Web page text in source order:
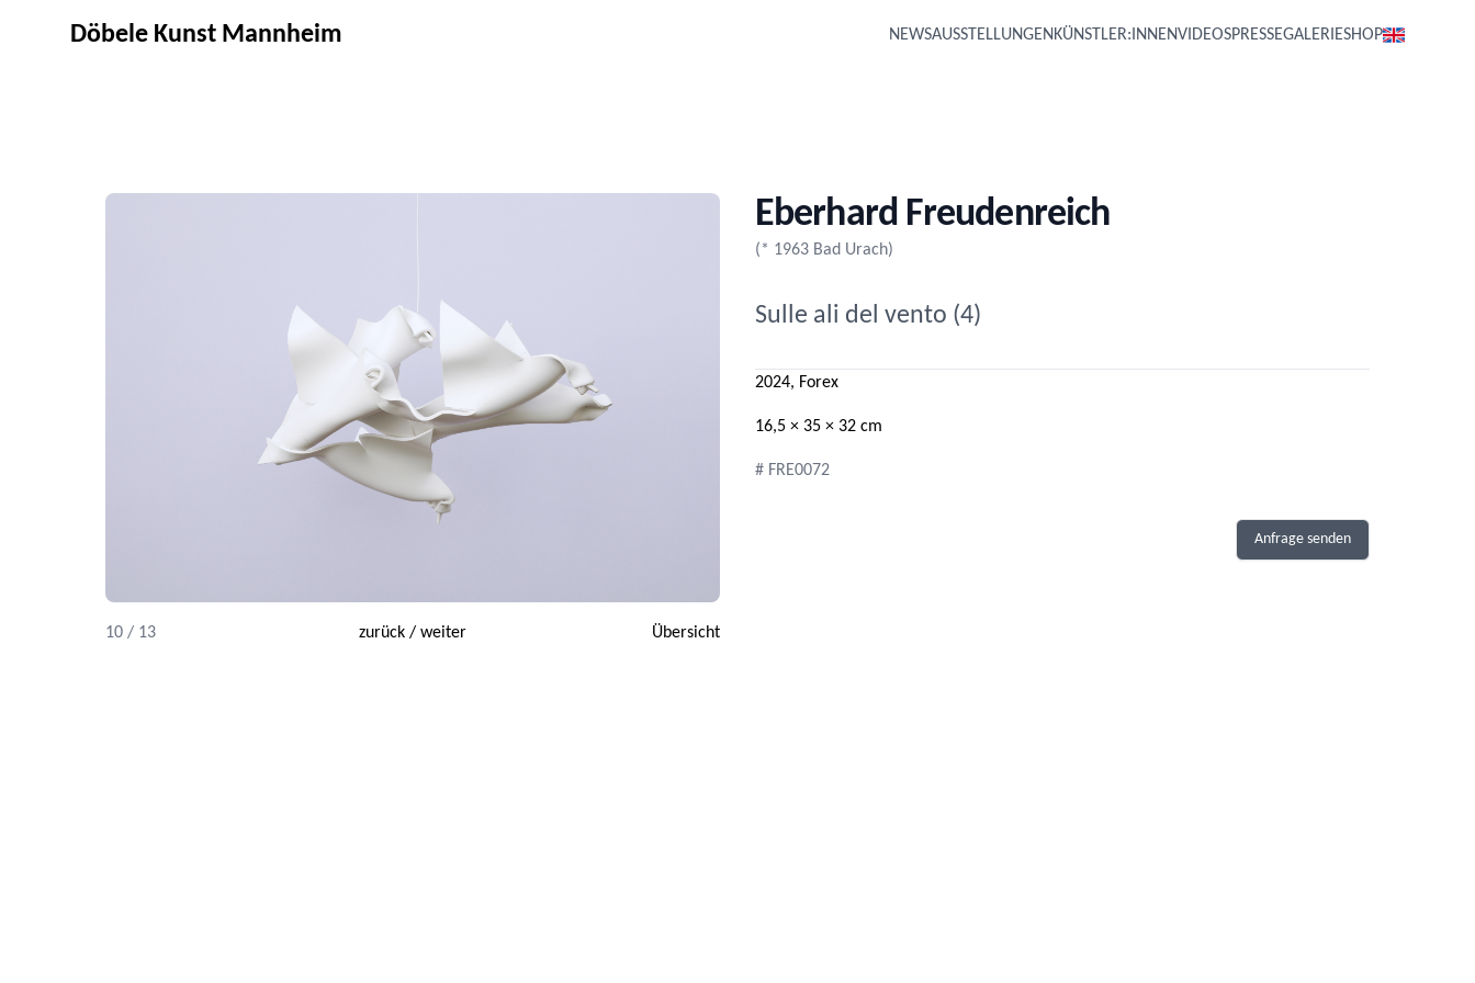
Döbele Kunst Mannheim NEWSAUSSTELLUNGEN KÜNSTLER:INNENVIDEOSPRESSEGALERIESHOP
10 / 13 zurück/ weiter Übersicht
Eberhard Freudenreich
(* 1963 Bad Urach)
Sulle ali del vento (4)
2024, Forex
16,5 × 35 × 32 cm
# FRE0072
Anfrage senden